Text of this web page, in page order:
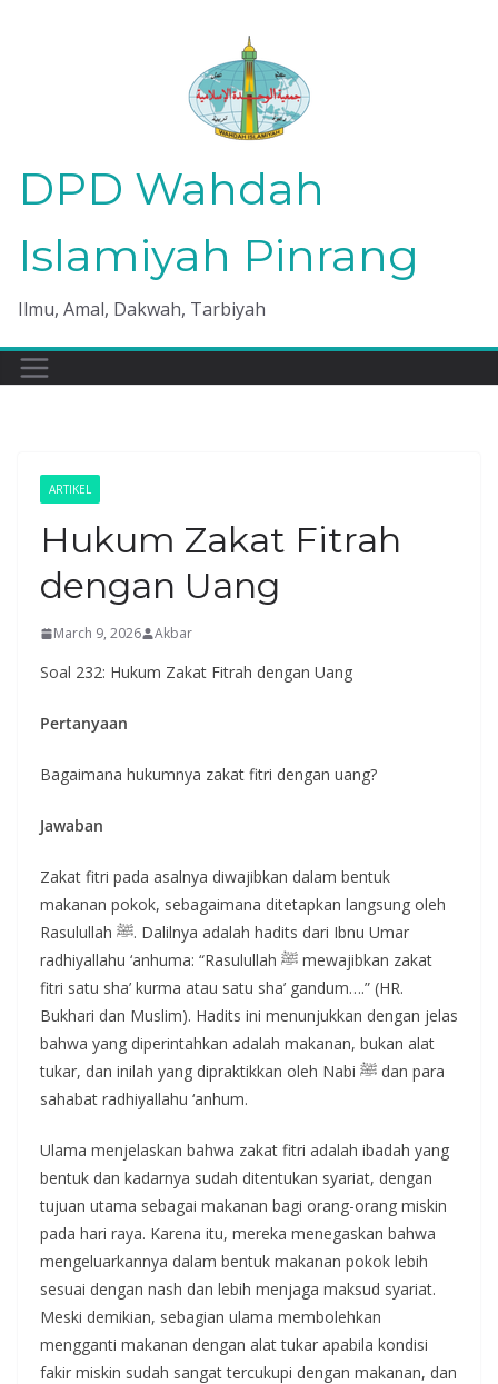
DPD Wahdah
Islamiyah Pinrang
Ilmu, Amal, Dakwah, Tarbiyah
ARTIKEL
Hukum Zakat Fitrah
dengan Uang
March 9, 2026 Akbar
Soal 232: Hukum Zakat Fitrah dengan Uang
Pertanyaan
Bagaimana hukumnya zakat fitri dengan uang?
Jawaban
Zakat fitri pada asalnya diwajibkan dalam bentuk
makanan pokok, sebagaimana ditetapkan langsung oleh
Rasulullah ﷺ. Dalilnya adalah hadits dari Ibnu Umar
radhiyallahu ‘anhuma: “Rasulullah ﷺ mewajibkan zakat
fitri satu sha’ kurma atau satu sha’ gandum….” (HR.
Bukhari dan Muslim). Hadits ini menunjukkan dengan jelas
bahwa yang diperintahkan adalah makanan, bukan alat
tukar, dan inilah yang dipraktikkan oleh Nabi ﷺ dan para
sahabat radhiyallahu ‘anhum.
Ulama menjelaskan bahwa zakat fitri adalah ibadah yang
bentuk dan kadarnya sudah ditentukan syariat, dengan
tujuan utama sebagai makanan bagi orang-orang miskin
pada hari raya. Karena itu, mereka menegaskan bahwa
mengeluarkannya dalam bentuk makanan pokok lebih
sesuai dengan nash dan lebih menjaga maksud syariat.
Meski demikian, sebagian ulama membolehkan
mengganti makanan dengan alat tukar apabila kondisi
fakir miskin sudah sangat tercukupi dengan makanan, dan